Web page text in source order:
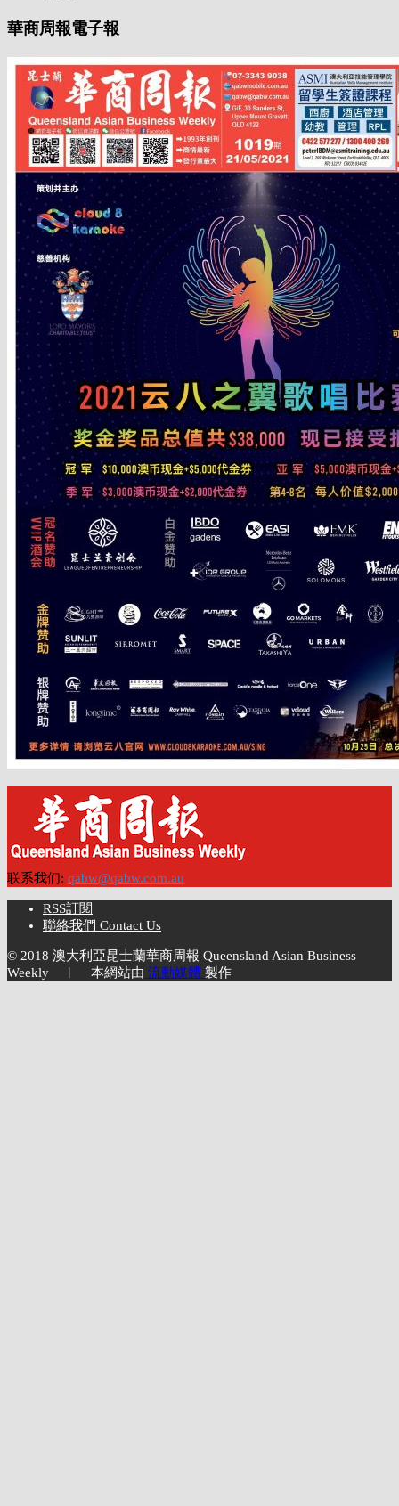
華商周報電子報
联系我们: qabw@qabw.com.au
RSS訂閱
聯絡我們 Contact Us
© 2018 澳大利亞昆士蘭華商周報 Queensland Asian Business
Weekly ︱ 本網站由 流動媒體 製作